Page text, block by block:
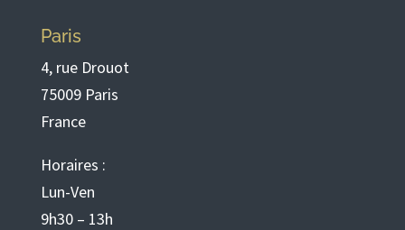
Paris
4, rue Drouot
75009 Paris
France
Horaires :
Lun-Ven
9h30 – 13h